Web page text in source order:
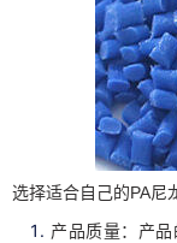
选择适合自己的PA尼
产品质量：产